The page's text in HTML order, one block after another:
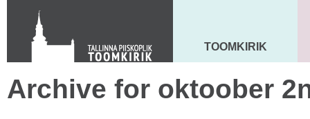
Toom-Kooli 6, 10130 TALLINN
tallinna.toom
+372 644 4140
MAARJA KIRIK
TOOMKIRIK
Archive for oktoober